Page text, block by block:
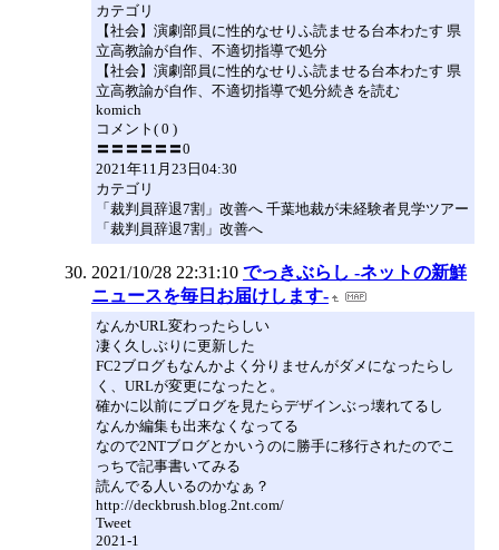
カテゴリ
【社会】演劇部員に性的なせりふ読ませる台本わたす 県
立高教諭が自作、不適切指導で処分
【社会】演劇部員に性的なせりふ読ませる台本わたす 県
立高教諭が自作、不適切指導で処分続きを読む
komich
コメント( 0 )
〓〓〓〓〓〓0
2021年11月23日04:30
カテゴリ
「裁判員辞退7割」改善へ 千葉地裁が未経験者見学ツアー
「裁判員辞退7割」改善へ
2021/10/28 22:31:10 でっきぶらし -ネットの新鮮
ニュースを毎日お届けします-
なんかURL変わったらしい
凄く久しぶりに更新した
FC2ブログもなんかよく分りませんがダメになったらし
く、URLが変更になったと。
確かに以前にブログを見たらデザインぶっ壊れてるし
なんか編集も出来なくなってる
なので2NTブログとかいうのに勝手に移行されたのでこ
っちで記事書いてみる
読んでる人いるのかなぁ？
http://deckbrush.blog.2nt.com/
Tweet
2021-1